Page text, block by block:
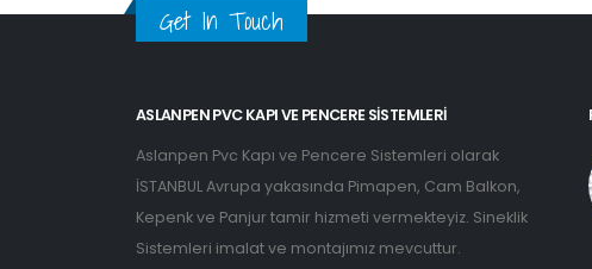
Get In Touch
ASLANPEN PVC KAPI VE PENCERE SISTEMLERI
Aslanpen Pvc Kapı ve Pencere Sistemleri olarak
İSTANBUL Avrupa yakasında Pimapen, Cam Balkon,
Kepenk ve Panjur tamir hizmeti vermekteyiz. Sineklik
Sistemleri imalat ve montajımız mevcuttur.